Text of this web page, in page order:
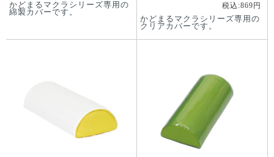
かどまるマクラシリーズ専用の
綿製カバーです。
税込:869円
かどまるマクラシリーズ専用の
クリアカバーです。